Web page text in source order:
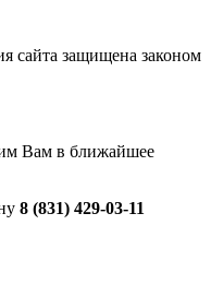
сайта защищена законом
Вам в ближайшее
8 (831) 429-03-11